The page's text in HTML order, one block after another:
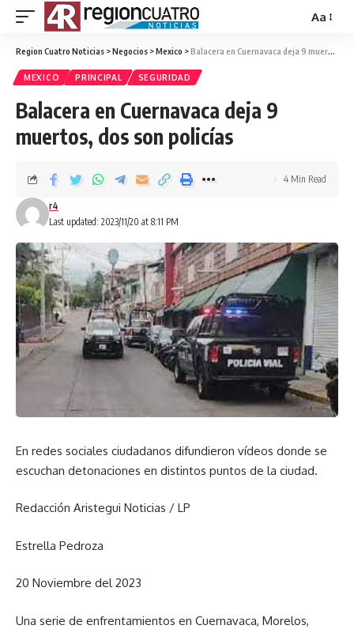
Aa
Region Cuatro Noticias >Negocios >Mexico >Balacera en Cuernavaca deja 9 muertos, dos son policías
MEXICO PRINCIPAL SEGURIDAD
Balacera en Cuernavaca deja 9
muertos, dos son policías
Last updated: 2023/11/20 at 8:11 PM
r4
4 Min Read
En redes sociales ciudadanos difundieron vídeos donde se
escuchan detonaciones en distintos puntos de la ciudad.
Redacción Aristegui Noticias / LP
Estrella Pedroza
20 Noviembre del 2023
Una serie de enfrentamientos en Cuernavaca, Morelos,